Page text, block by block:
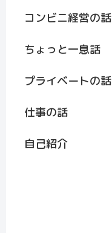
コンビニ経営の話
ちょっと一息話
プライベートの話
仕事の話
自己紹介